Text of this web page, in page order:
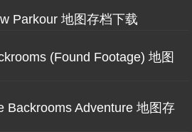
Parkour 地图存档下载
(Found Footage) 地图
Backrooms Adventure 地图存